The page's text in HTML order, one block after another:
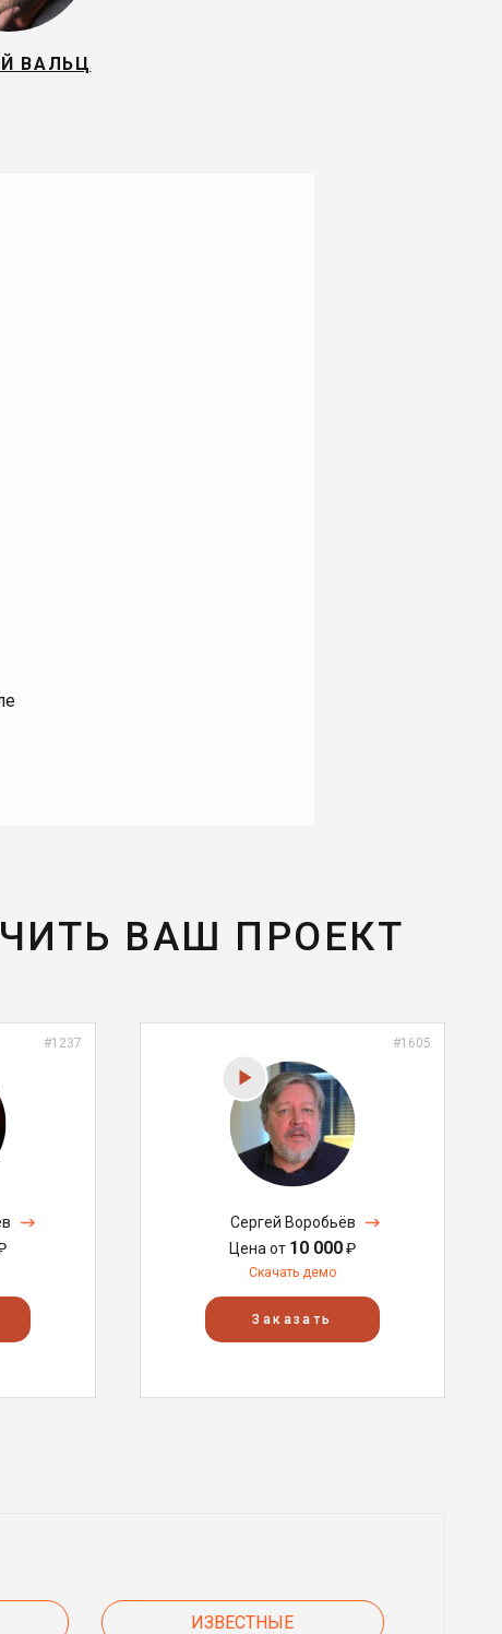
ВАЛЬЦ
ВАШ ПРОЕКТ
#1237 #1605
Сергей Воробьёв
Цена от 10 000₽
Скачать демо
Заказать
ИЗВЕСТНЫЕ